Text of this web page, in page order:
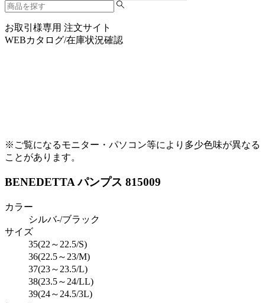
お取引様専用 注文サイト
WEBカタログ/在庫状況確認
※ご覧になるモニター・パソコン等により多少色味が異なる
ことがあります。
BENEDETTA パンプス 815009
カラー
シルバ-/ブラック
サイズ
35(22～22.5/S)
36(22.5～23/M)
37(23～23.5/L)
38(23.5～24/LL)
39(24～24.5/3L)